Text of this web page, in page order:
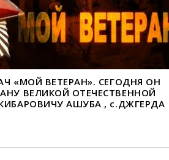
«МОЙ ВЕТЕРАН». СЕГОДНЯ ОН
ВЕЛИКОЙ ОТЕЧЕСТВЕННОЙ
АШУБА , с.ДЖГЕРДА